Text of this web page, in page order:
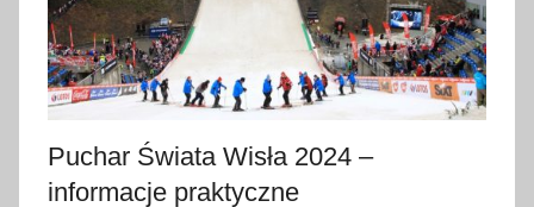
Puchar Świata Wisła 2024 –
informacje praktyczne